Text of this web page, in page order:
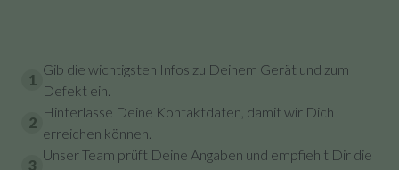
1
Gib die wichtigsten Infos zu Deinem Gerät und zum
Defekt ein.
2
Hinterlasse Deine Kontaktdaten, damit wir Dich
erreichen können.
3
Unser Team prüft Deine Angaben und empfiehlt Dir die